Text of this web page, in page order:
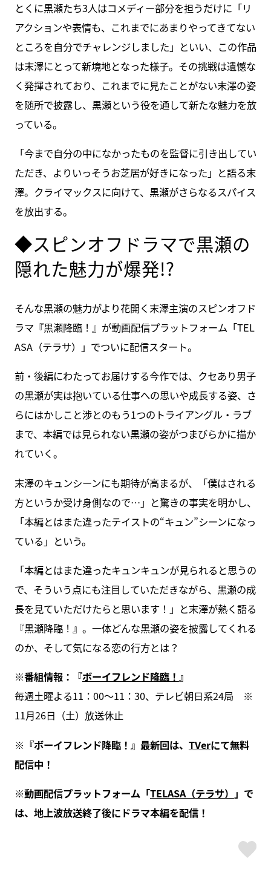
とくに黒瀬たち3人はコメディー部分を担うだけに「リ
アクションや表情も、これまでにあまりやってきてない
ところを自分でチャレンジしました」といい、この作品
は末澤にとって新境地となった様子。その挑戦は遺憾な
く発揮されており、これまでに見たことがない末澤の姿
を随所で披露し、黒瀬という役を通して新たな魅力を放
っている。
「今まで自分の中になかったものを監督に引き出してい
ただき、よりいっそうお芝居が好きになった」と語る末
澤。クライマックスに向けて、黒瀬がさらなるスパイス
を放出する。
◆スピンオフドラマで黒瀬の
隠れた魅力が爆発!?
そんな黒瀬の魅力がより花開く末澤主演のスピンオフド
ラマ『黒瀬降臨！』が動画配信プラットフォーム「TEL
ASA（テラサ）」でついに配信スタート。
前・後編にわたってお届けする今作では、クセあり男子
の黒瀬が実は抱いている仕事への思いや成長する姿、さ
らにはかしこと渉とのもう1つのトライアングル・ラブ
まで、本編では見られない黒瀬の姿がつまびらかに描か
れていく。
末澤のキュンシーンにも期待が高まるが、「僕はされる
方というか受け身側なので…」と驚きの事実を明かし、
「本編とはまた違ったテイストの“キュン”シーンになっ
ている」という。
「本編とはまた違ったキュンキュンが見られると思うの
で、そういう点にも注目していただきながら、黒瀬の成
長を見ていただけたらと思います！」と末澤が熱く語る
『黒瀬降臨！』。一体どんな黒瀬の姿を披露してくれる
のか、そして気になる恋の行方とは？
※番組情報：『ボーイフレンド降臨！ 』
毎週土曜よる11：00〜11：30、テレビ朝日系24局 ※
11月26日（土）放送休止
※『ボーイフレンド降臨！』最新回は、 TVerにて無料
配信中！
※動画配信プラットフォーム「TELASA（テラサ） 」で
は、地上波放送終了後にドラマ本編を配信！